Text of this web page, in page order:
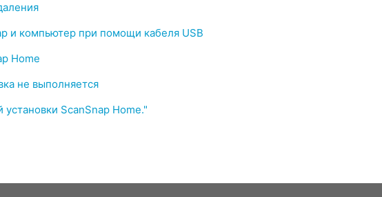
и компьютер при помощи кабеля USB
Home
не выполняется
ScanSnap Home."